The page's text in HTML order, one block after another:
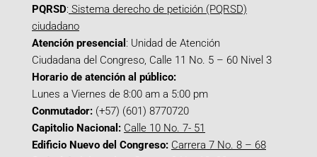
PQRSD: Sistema derecho de petición (PQRSD)
ciudadano
Atención presencial : Unidad de Atención
Ciudadana del Congreso, Calle 11 No. 5 – 60 Nivel 3
Horario de atención al público:
Lunes a Viernes de 8:00 am a 5:00 pm
Conmutador: (+57) (601) 8770720
Capitolio Nacional: Calle 10 No. 7- 51
Edificio Nuevo del Congreso: Carrera 7 No. 8 – 68